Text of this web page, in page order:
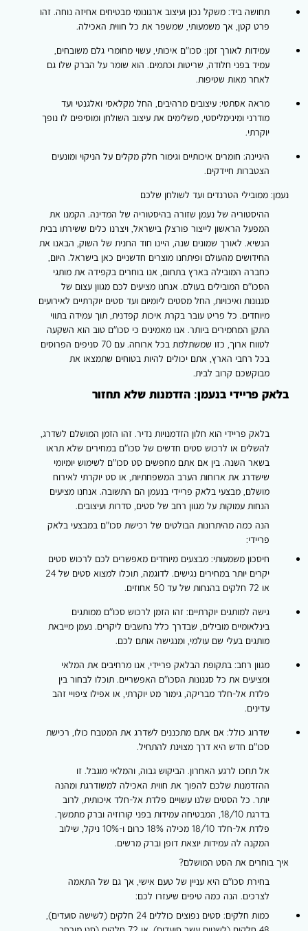
תחושה ביד: משקל נכון ועיצוב ארגונומי מבטיחים אחיזה נוחה. זהו
פרט קטן, אך משמעותי, שמשפר את כל חווית האכילה.
עמידות לאורך זמן: סכו"ם איכותי, עשוי מחומרי גלם משובחים,
עמיד בפני חלודה, שריטות וכתמים. הוא שומר על הברק שלו גם
לאחר מאות שטיפות.
מראה אסתטי: עיצובים מרהיבים, החל מקלאסי ואלגנטי ועד
מודרני ומינימליסטי, משלימים את עיצוב השולחן ומוסיפים לו נופך
יוקרתי.
היגיינה: חומרים איכותיים וגימור חלק מקלים על הניקוי ומונעים
הצטברות חיידקים.
נעמן: ממובילי הטרנדים ועד לשולחן שלכם
ההיסטוריה של נעמן שזורה בהיסטוריה של המדינה. הקמנו את
המפעל הראשון לייצור פורצלן בישראל, ויצרנו כלים ששירתו בבית
הנשיא. לאורך שמונים שנה, היינו חוד החנית של השוק, הבאנו את
החידושים מהעולם ופיתחנו מוצרים חדשניים כאן בישראל. היום,
כחברה המובילה בארץ בתחום, אנו בוחרים בקפידה את מותגי
הסכו"ם המובילים בעולם. אנחנו מציעים לכם מגוון עצום של
סגנונות ואיכויות, החל מסטים ליומיום ועד סטים יוקרתיים לאירועים
מיוחדים. כל פריט עובר בקרת איכות קפדנית, תוך עמידה בתווי
התקן המחמירים ביותר. אנו מאמינים כי סכו"ם טוב הוא השקעה
לטווח ארוך, כזו שמשתלמת בכל ארוחה. עם 70 סניפים הפרוסים
בכל רחבי הארץ, אתם יכולים להיות בטוחים שתמצאו את
מבוקשכם קרוב לבית.
בלאק פריידי בנעמן: הזדמנות שלא תחזור
בלאק פריידי הוא חלון הזדמנויות נדיר. זהו הזמן המושלם לשדרג,
להשלים או לרכוש סטים חדשים של סכו"ם במחירים שלא תראו
בשאר השנה. בין אם אתם מחפשים סט סכו"ם לשימוש יומיומי
שישדרג את ארוחות הערב המשפחתיות, או סט יוקרתי לאירוח
מושלם, מבצעי בלאק פריידי בנעמן הם התשובה. אנחנו מציעים
הנחות עמוקות על מגוון רחב של סטים, סדרות ועיצובים.
הנה כמה מהיתרונות הבולטים של רכישת סכו"ם במבצעי בלאק
פריידי:
חיסכון משמעותי: מבצעים מיוחדים מאפשרים לכם לרכוש סטים
יקרים יותר במחירים נגישים. לדוגמה, תוכלו למצוא סטים של 24
או 72 חלקים בהנחות של עד 50 אחוזים.
גישה למותגים יוקרתיים: זהו הזמן לרכוש סכו"ם ממותגים
בינלאומיים מובילים, שבדרך כלל נחשבים ליקרים. נעמן מייבאת
מותגים בעלי שם עולמי, ומנגישה אותם לכם.
מגוון רחב: בתקופת הבלאק פריידי, אנו מרחיבים את המלאי
ומציעים את כל סגנונות הסכו"ם האפשריים. תוכלו לבחור בין
פלדת אל-חלד מבריקה, גימור מט יוקרתי, או אפילו ציפויי זהב
עדינים.
שדרוג כולל: אם אתם מתכננים לשדרג את המטבח כולו, רכישת
סכו"ם חדש היא דרך מצוינת להתחיל.
אל תחכו לרגע האחרון. הביקוש גבוה, והמלאי מוגבל. זו
ההזדמנות שלכם להפוך את חווית האכילה למשודרגת ומהנה
יותר. כל הסטים שלנו עשויים פלדת אל-חלד איכותית, לרוב
בדרגת 18/10, המבטיחה עמידות בפני קורוזיה וברק מתמשך.
פלדת אל-חלד 18/10 מכילה 18% כרום ו-10% ניקל, שילוב
המקנה לה עמידות יוצאת דופן וברק מרשים.
איך בוחרים את הסט המושלם?
בחירת סכו"ם היא עניין של טעם אישי, אך גם של התאמה
לצרכים. הנה כמה טיפים שיעזרו לכם:
כמות חלקים:
סטים נפוצים כוללים 24 חלקים (לשישה סועדים),